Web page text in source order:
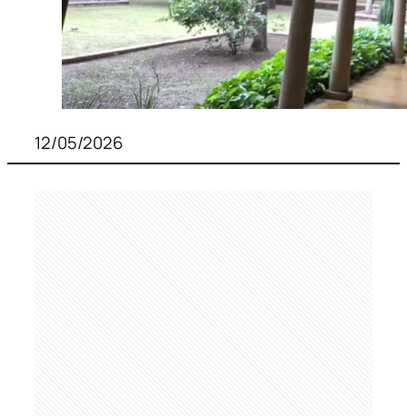
12/05/2026